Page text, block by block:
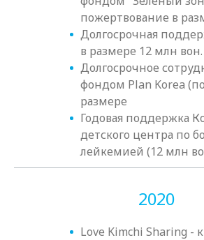
пожертвование в
Долгосрочная
в размере 12 млн вон.
Долгосрочное
фондом Plan Korea
размере
Годовая поддержка
детского центра по
лейкемией (12 млн
2020
Love Kimchi Sharing -